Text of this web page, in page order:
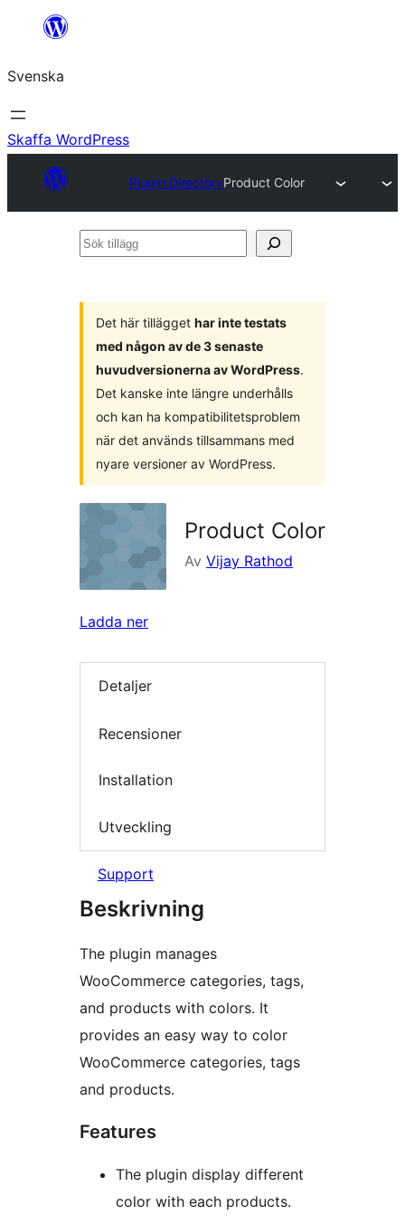
Hoppa
innehåll
Svenska
Skaffa WordPress
Plugin DirectoryProduct Color
Sök
Det här tillägget har inte testats
med någon av de 3 senaste
huvudversionerna av WordPress.
Det kanske inte längre underhålls
och kan ha kompatibilitetsproblem
när det används tillsammans med
nyare versioner av WordPress.
Product Color
Av Vijay Rathod
Ladda ner
Detaljer
Recensioner
Installation
Utveckling
Support
Beskrivning
The plugin manages
WooCommerce categories, tags,
and products with colors. It
provides an easy way to color
WooCommerce categories, tags
and products.
Features
The plugin display different
color with each products.